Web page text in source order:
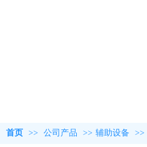
首页 >> 公司产品 >> 辅助设备 >>